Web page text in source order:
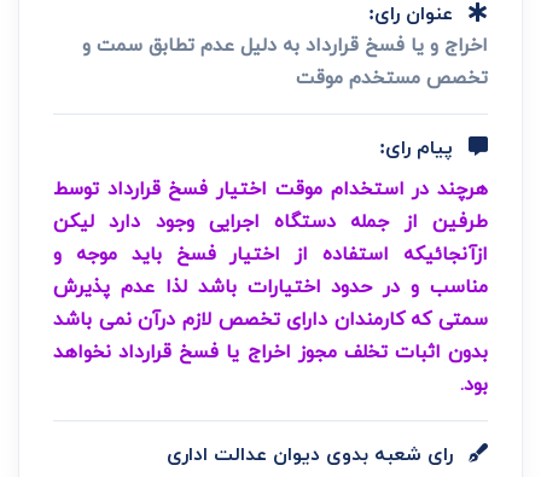
عنوان رای:
اخراج و یا فسخ قرارداد به دلیل عدم تطابق سمت و
تخصص مستخدم موقت
پیام رای:
هرچند در استخدام موقت اختیار فسخ قرارداد توسط
طرفین از جمله دستگاه اجرایی وجود دارد لیکن
ازآنجائیکه استفاده از اختیار فسخ باید موجه و
مناسب و در حدود اختیارات باشد لذا عدم پذیرش
سمتی که کارمندان دارای تخصص لازم درآن نمی باشد
بدون اثبات تخلف مجوز اخراج یا فسخ قرارداد نخواهد
بود.
رای شعبه بدوی دیوان عدالت اداری